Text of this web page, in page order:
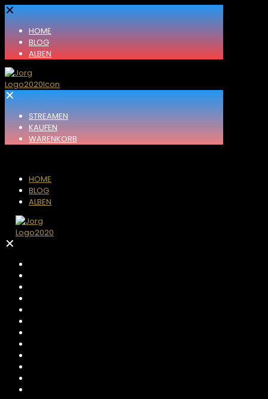
✕
HOME
BLOG
ALBEN
✕
STREAMEN
KAUFEN
WARENKORB
HOME
BLOG
ALBEN
✕